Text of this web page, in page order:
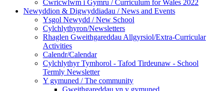
Cwricwlwm i Gymru / Curriculum for Wales 2022
Newyddion & Digwyddiadau / News and Events
Ysgol Newydd / New School
Cylchlythyron/Newsletters
Rhaglen Gweithgareddau Allgyrsiol/Extra-Curricular
Activities
Calendr/Calendar
Cylchlythyr Tymhorol - Tafod Tirdeunaw - School
Termly Newsletter
Y gymuned / The community
Gweithgareddau yn y gymuned